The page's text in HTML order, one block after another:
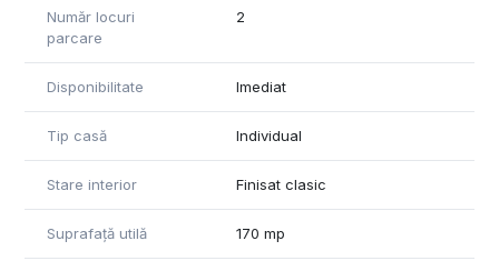
Număr locuri
parcare
2
Disponibilitate Imediat
Tip casă Individual
Stare interior Finisat clasic
Suprafață utilă 170 mp